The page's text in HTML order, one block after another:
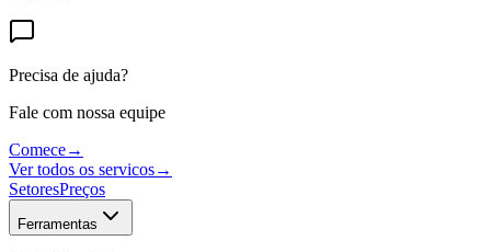
Precisa de ajuda?
Fale com nossa equipe
Comece→
Ver todos os servicos→
SetoresPreços
Ferramentas